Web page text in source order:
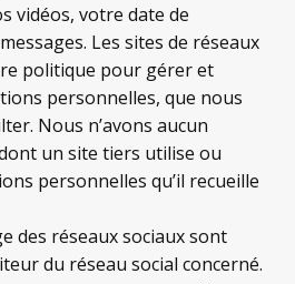
vidéos, votre date de
Les sites de réseaux
politique pour gérer et
personnelles, que nous
Nous n’avons aucun
un site tiers utilise ou
personnelles qu’il recueille
des réseaux sociaux sont
du réseau social concerné.